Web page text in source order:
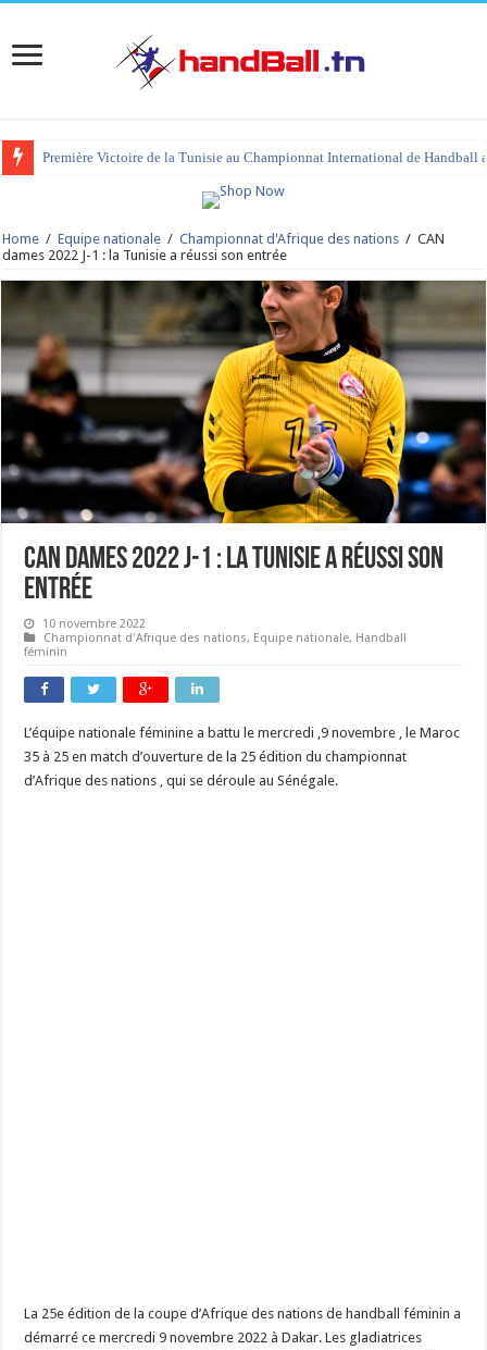
Première Victoire de la Tunisie au Championnat International de Handball
Home / Equipe nationale / Championnat d'Afrique des nations / CAN
dames 2022 J-1 : la Tunisie a réussi son entrée
CAN dames 2022 J-1 : la Tunisie a réussi son
entrée
10 novembre 2022
Championnat d'Afrique des nations, Equipe nationale, Handball
féminin
L’équipe nationale féminine a battu le mercredi ,9 novembre , le Maroc
35 à 25 en match d’ouverture de la 25 édition du championnat
d’Afrique des nations , qui se déroule au Sénégale.
La 25e édition de la coupe d’Afrique des nations de handball féminin a
démarré ce mercredi 9 novembre 2022 à Dakar. Les gladiatrices